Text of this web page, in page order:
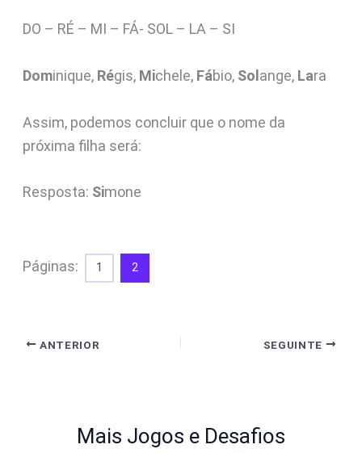
DO – RÉ – MI – FÁ- SOL – LA – SI
Dominique, Régis, Michele, Fábio, Solange,Lara
Assim, podemos concluir que o nome da
próxima filha será:
Resposta: Simone
Páginas: 1 2
ANTERIOR SEGUINTE
Mais Jogos e Desafios